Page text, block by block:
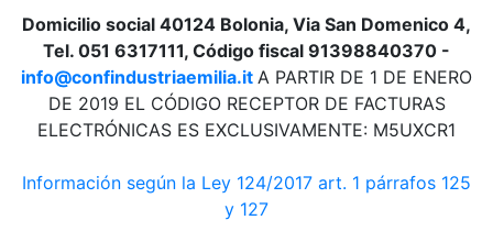
Domicilio social 40124 Bolonia, Via San Domenico 4,
Tel. 051 6317111, Código fiscal 91398840370 -
info@confindustriaemilia.it A PARTIR DE 1 DE ENERO
DE 2019 EL CÓDIGO RECEPTOR DE FACTURAS
ELECTRÓNICAS ES EXCLUSIVAMENTE: M5UXCR1
Información según la Ley 124/2017 art. 1 párrafos 125
y 127